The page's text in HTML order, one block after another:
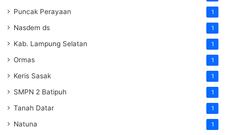
Puncak Perayaan 1
Nasdem ds 1
Kab. Lampung Selatan 1
Ormas 1
Keris Sasak 1
SMPN 2 Batipuh 1
Tanah Datar 1
Natuna 1